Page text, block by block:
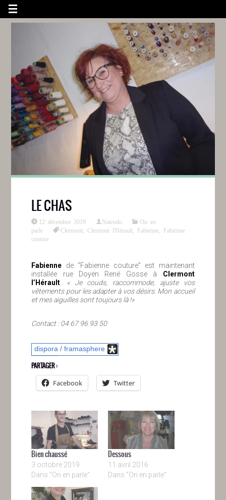
LE CHAS
12 décembre 2019 Natendo
On en
parle
Clermont ,Clermont l'Hérault Fabienne
Fabienne
couture
Fabienne de “Fabienne couture” est maintenant
installée rue Doyen René Gosse à Clermont
l’Hérault.
« Je couds, raccommode, ajuste vos
vêtements pour les adapter à vos désirs. Mon accueil
et mes aiguilles sont toujours là !»
Contact : 04 67 96 93 50
dispora / framasphere
PARTAGER :
Facebook
Twitter
Bien chaussé
3 octobre 2019
Dans "On en parle"
Dessous
11 avril 2016
Dans "On en parle"